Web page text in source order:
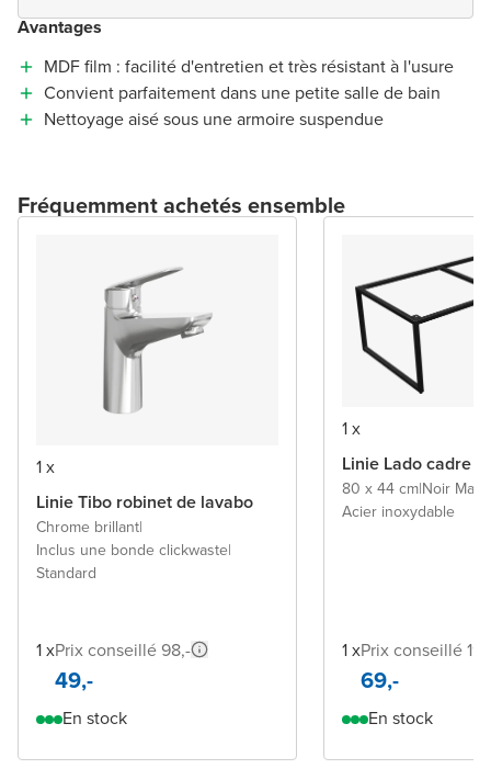
Avantages
MDF film : facilité d'entretien et très résistant à l'usure
Convient parfaitement dans une petite salle de bain
Nettoyage aisé sous une armoire suspendue
Fréquemment achetés ensemble
1 x
Linie Tibo robinet de lavabo
Chrome brillant|
Inclus une bonde clickwaste|
Standard
1 xPrix conseillé 98,-
49,-
En stock
1 x
Linie Lado cadre
80 x 44 cm|Noir Mat
Acier inoxydable
1 xPrix conseillé
69,-
En stock